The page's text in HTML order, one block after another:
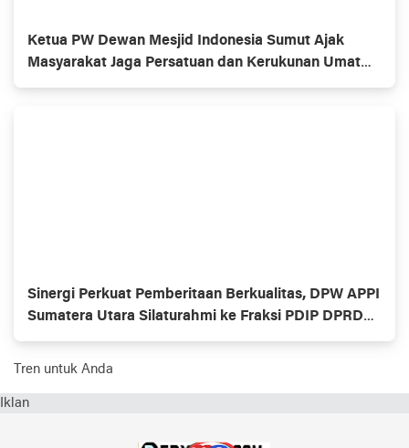
Ketua PW Dewan Mesjid Indonesia Sumut Ajak
Masyarakat Jaga Persatuan dan Kerukunan Umat
Beragama
Sinergi Perkuat Pemberitaan Berkualitas, DPW APPI
Sumatera Utara Silaturahmi ke Fraksi PDIP DPRD
Kota Medan
Tren untuk Anda
Iklan